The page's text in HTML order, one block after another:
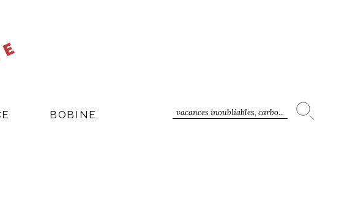
vacances inoubliables, carbo...
BOBINE